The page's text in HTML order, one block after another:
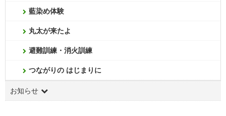
藍染め体験
丸太が来たよ
避難訓練・消火訓練
つながりの はじまりに
お知らせ